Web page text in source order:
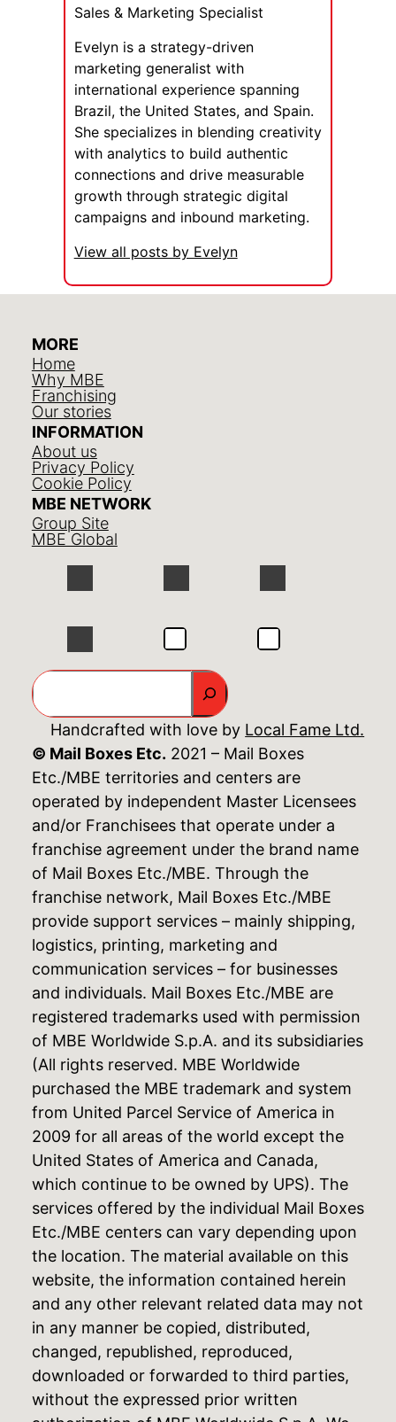
Sales & Marketing Specialist
Evelyn is a strategy-driven
marketing generalist with
international experience spanning
Brazil, the United States, and Spain.
She specializes in blending creativity
with analytics to build authentic
connections and drive measurable
growth through strategic digital
campaigns and inbound marketing.
View all posts by Evelyn
MORE
Home
Why MBE
Franchising
Our stories
INFORMATION
About us
Privacy Policy
Cookie Policy
MBE NETWORK
Group Site
MBE Global
GO
Handcrafted with love by Local Fame Ltd.
© Mail Boxes Etc. 2021 – Mail Boxes
Etc./MBE territories and centers are
operated by independent Master Licensees
and/or Franchisees that operate under a
franchise agreement under the brand name
of Mail Boxes Etc./MBE. Through the
franchise network, Mail Boxes Etc./MBE
provide support services – mainly shipping,
logistics, printing, marketing and
communication services – for businesses
and individuals. Mail Boxes Etc./MBE are
registered trademarks used with permission
of MBE Worldwide S.p.A. and its subsidiaries
(All rights reserved. MBE Worldwide
purchased the MBE trademark and system
from United Parcel Service of America in
2009 for all areas of the world except the
United States of America and Canada,
which continue to be owned by UPS). The
services offered by the individual Mail Boxes
Etc./MBE centers can vary depending upon
the location. The material available on this
website, the information contained herein
and any other relevant related data may not
in any manner be copied, distributed,
changed, republished, reproduced,
downloaded or forwarded to third parties,
without the expressed prior written